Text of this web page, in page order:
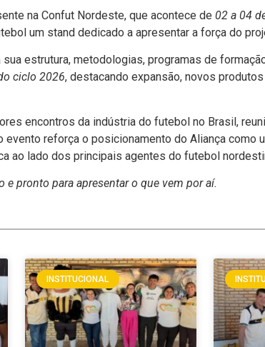
na Confut Nordeste, que acontece de 02 a 04
um stand dedicado a apresentar a força do
sua estrutura, metodologias, programas de
ciclo 2026, destacando expansão, novos
encontros da indústria do futebol no Brasil,
reforça o posicionamento do Aliança como
ao lado dos principais agentes do futebol
e pronto para apresentar o que vem por aí.
INSTITUCIONAL